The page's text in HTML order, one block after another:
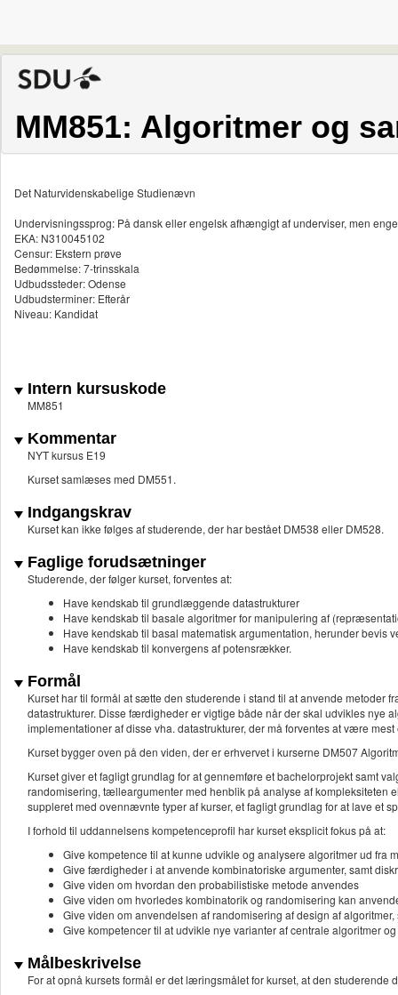
MM851: Algoritmer og
Det Naturvidenskabelige Studienævn
Undervisningssprog: På dansk eller engelsk afhængigt af underviser, men
EKA: N310045102
Censur: Ekstern prøve
Bedømmelse: 7-trinsskala
Udbudssteder: Odense
Udbudsterminer: Efterår
Niveau: Kandidat
Intern kursuskode
MM851
Kommentar
NYT kursus E19
Kurset samlæses med DM551.
Indgangskrav
Kurset kan ikke følges af studerende, der har bestået DM538 eller DM528.
Faglige forudsætninger
Studerende, der følger kurset, forventes at:
Have kendskab til grundlæggende datastrukturer
Have kendskab til basale algoritmer for manipulering af
Have kendskab til basal matematisk argumentation, herunder bevis
Have kendskab til konvergens af potensrækker.
Formål
Kurset har til formål at sætte den studerende i stand til at anvende metoder
datastrukturer. Disse færdigheder er vigtige både når der skal udvikles nye
implementationer af disse vha. datastrukturer, der må forventes at være
Kurset bygger oven på den viden, der er erhvervet i kurserne DM507
Kurset giver et fagligt grundlag for at gennemføre et bachelorprojekt samt
randomisering, tælleargumenter med henblik på analyse af kompleksiteten
suppleret med ovennævnte typer af kurser, et fagligt grundlag for at lave et
I forhold til uddannelsens kompetenceprofil har kurset eksplicit fokus på at:
Give kompetence til at kunne udvikle og analysere algoritmer ud fra
Give færdigheder i at anvende kombinatoriske argumenter, samt
Give viden om hvordan den probabilistiske metode anvendes
Give viden om hvorledes kombinatorik og randomisering kan
Give viden om anvendelsen af randomisering af design af
Give kompetencer til at udvikle nye varianter af centrale algoritmer
Målbeskrivelse
For at opnå kursets formål er det læringsmålet for kurset, at den studerende